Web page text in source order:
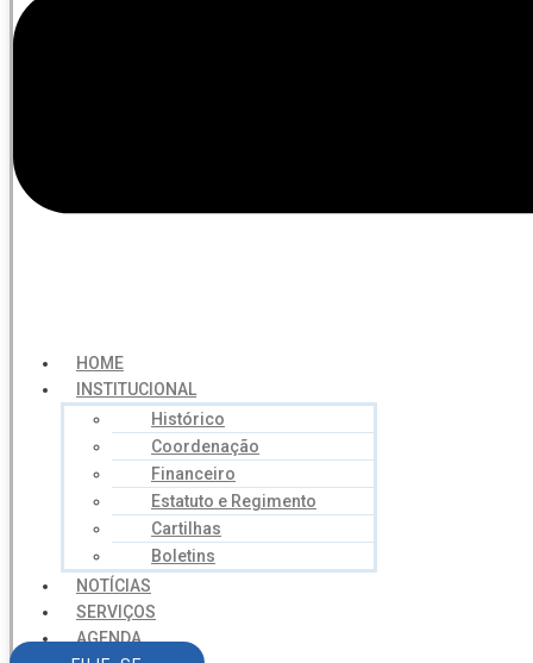
HOME
INSTITUCIONAL
Histórico
Coordenação
Financeiro
Estatuto e Regimento
Cartilhas
Boletins
NOTÍCIAS
SERVIÇOS
AGENDA